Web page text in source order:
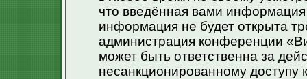
что введённая вами
информация не будет открыта
администрация конференции
может быть ответственна за
несанкционированному доступу